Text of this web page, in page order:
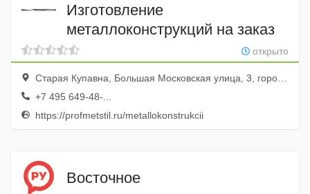
Изготовление
металлоконструкций на заказ
открыто
Старая Купавна, Большая Московская улица, 3, город Старая Купавна, Московская область, Россия
+7 495 649-48-...
https://profmetstil.ru/metallokonstrukcii
Восточное